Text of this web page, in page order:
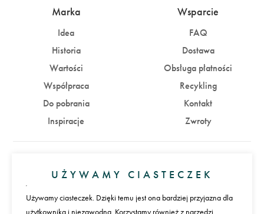
Marka
Idea
Historia
Wartości
Współpraca
Do pobrania
Inspiracje
Wsparcie
FAQ
Dostawa
Obsługa płatności
Recykling
Kontakt
Zwroty
Zaloguj się Załóż konto
UŻYWAMY CIASTECZEK
Używamy ciasteczek. Dzięki temu jest ona bardziej przyjazna dla
użytkownika i niezawodna. Korzystamy również z narzędzi